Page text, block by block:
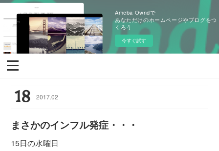
Ameba Owndで
あなただけのホームページやブログをつ
くろう
今すぐ試す
18 2017.02
まさかのインフル発症・・・
15日の水曜日